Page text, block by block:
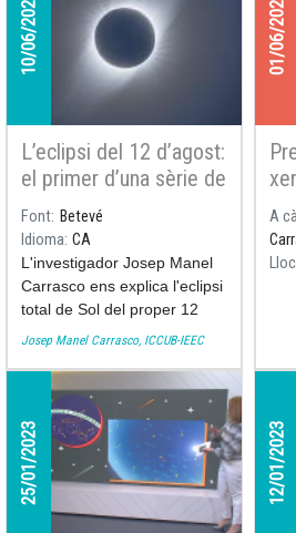
10/06/2026
L’eclipsi del 12 d’agost:
el primer d’una sèrie de
tres eclipsis en dos
anys
Font Betevé
Idioma CA
L'investigador Josep Manel
Carrasco ens explica l'eclipsi
total de Sol del proper 12
d'agost de 2026 aBetevé.
Josep Manel Carrasco, ICCUB-IEEC
01/06/2026
A
Lloc
25/01/2023 12/01/2023